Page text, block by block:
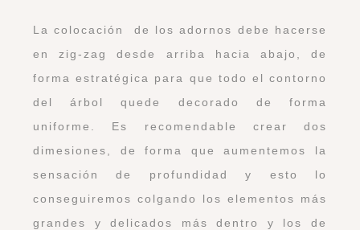
La colocación de los adornos debe hacerse
en zig-zag desde arriba hacia abajo, de
forma estratégica para que todo el contorno
del árbol quede decorado de forma
uniforme. Es recomendable crear dos
dimesiones, de forma que aumentemos la
sensación de profundidad y esto lo
conseguiremos colgando los elementos más
grandes y delicados más dentro y los de